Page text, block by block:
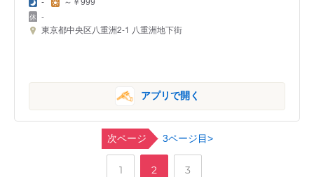
- ～￥999
-
東京都中央区八重洲2-1 八重洲地下街
アプリで開く
次ページ 3ページ目>
ペ1
,
ペ
2
,
ペ
3